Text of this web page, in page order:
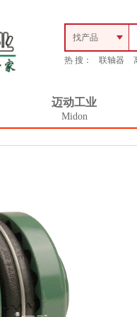
找产品
热 搜： 联轴器
迈动工业
Midon